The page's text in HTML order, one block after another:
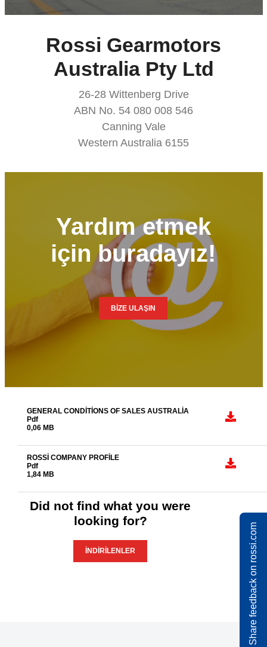
Rossi Gearmotors
Australia Pty Ltd
26-28 Wittenberg Drive
ABN No. 54 080 008 546
Canning Vale
Western Australia 6155
Yardım etmek
için buradayız!
BİZE ULAŞIN
GENERAL CONDITIONS OF SALES AUSTRALIA
Pdf
0,06 MB
ROSSI COMPANY PROFILE
Pdf
1,84 MB
Did not find what you were
looking for?
İNDIRILENLER Share feedback on rossi.com